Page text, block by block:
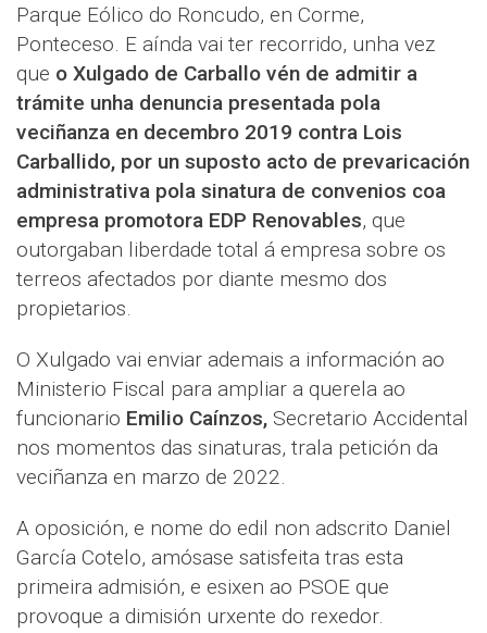
Parque Eólico do Roncudo, en Corme,
Ponteceso. E aínda vai ter recorrido, unha vez
que o Xulgado de Carballo vén de admitir a
trámite unha denuncia presentada pola
veciñanza en decembro 2019 contra Lois
Carballido, por un suposto acto de prevaricación
administrativa pola sinatura de convenios coa
empresa promotora EDP Renovables, que
outorgaban liberdade total á empresa sobre os
terreos afectados por diante mesmo dos
propietarios.
O Xulgado vai enviar ademais a información ao
Ministerio Fiscal para ampliar a querela ao
funcionario Emilio Caínzos, Secretario Accidental
nos momentos das sinaturas, trala petición da
veciñanza en marzo de 2022.
A oposición, e nome do edil non adscrito Daniel
García Cotelo, amósase satisfeita tras esta
primeira admisión, e esixen ao PSOE que
provoque a dimisión urxente do rexedor.